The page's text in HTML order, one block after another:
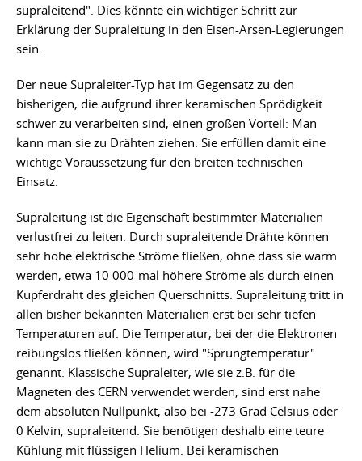
supraleitend". Dies könnte ein wichtiger Schritt zur
Erklärung der Supraleitung in den Eisen-Arsen-Legierungen
sein.
Der neue Supraleiter-Typ hat im Gegensatz zu den
bisherigen, die aufgrund ihrer keramischen Sprödigkeit
schwer zu verarbeiten sind, einen großen Vorteil: Man
kann man sie zu Drähten ziehen. Sie erfüllen damit eine
wichtige Voraussetzung für den breiten technischen
Einsatz.
Supraleitung ist die Eigenschaft bestimmter Materialien
verlustfrei zu leiten. Durch supraleitende Drähte können
sehr hohe elektrische Ströme fließen, ohne dass sie warm
werden, etwa 10 000-mal höhere Ströme als durch einen
Kupferdraht des gleichen Querschnitts. Supraleitung tritt in
allen bisher bekannten Materialien erst bei sehr tiefen
Temperaturen auf. Die Temperatur, bei der die Elektronen
reibungslos fließen können, wird "Sprungtemperatur"
genannt. Klassische Supraleiter, wie sie z.B. für die
Magneten des CERN verwendet werden, sind erst nahe
dem absoluten Nullpunkt, also bei -273 Grad Celsius oder
0 Kelvin, supraleitend. Sie benötigen deshalb eine teure
Kühlung mit flüssigen Helium. Bei keramischen